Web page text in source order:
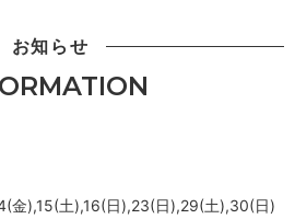
お知らせ
金),15(土),16(日),23(日),29(土),30(日)